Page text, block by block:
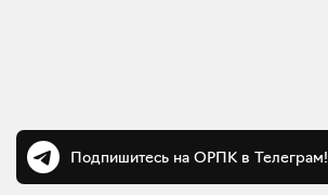
Подпишитесь на ОРПК в Телеграм!